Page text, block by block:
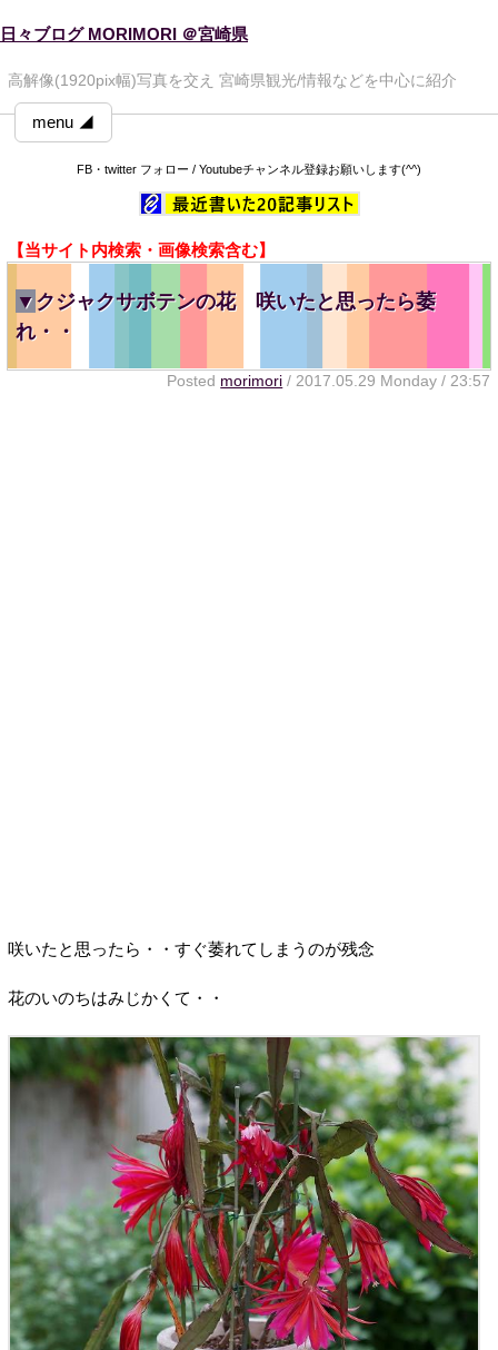
日々ブログ MORIMORI ＠宮崎県
高解像(1920pix幅)写真を交え 宮崎県観光/情報などを中心に紹介
menu ◢
FB・twitter フォロー / Youtubeチャンネル登録お願いします(^^)
【当サイト内検索・画像検索含む】
▼クジャクサボテンの花 咲いたと思ったら萎
れ・・
Posted morimori / 2017.05.29 Monday / 23:57
咲いたと思ったら・・すぐ萎れてしまうのが残念
花のいのちはみじかくて・・